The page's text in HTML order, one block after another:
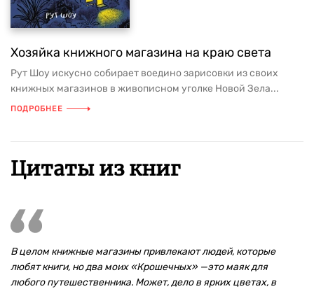
Хозяйка книжного магазина на краю света
Рут Шоу искусно собирает воедино зарисовки из своих
книжных магазинов в живописном уголке Новой Зела...
ПОДРОБНЕЕ
Цитаты из книг
В целом книжные магазины привлекают людей, которые
любят книги, но два моих «Крошечных» —это маяк для
любого путешественника. Может, дело в ярких цветах, в